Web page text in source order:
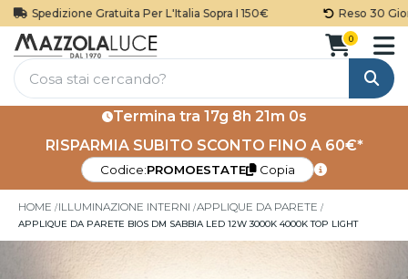
Spedizione Gratuita Per L'Italia Sopra I 150€ Reso 30 Giorni
Cerca
0
Termina tra 17g 8h 21m 0s
RISPARMIA SUBITO SCONTO FINO A 60€*
Codice:PROMOESTATE Copia
HOME ILLUMINAZIONE INTERNI APPLIQUE DA PARETE
APPLIQUE DA PARETE BIOS DM SABBIA LED 12W 3000K 4000K TOP LIGHT